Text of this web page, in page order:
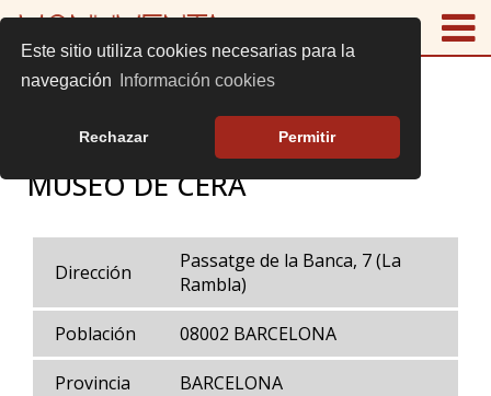
Este sitio utiliza cookies necesarias para la
navegación
Información cookies
Rechazar Permitir
MUSEO DE CERA
Dirección
Passatge de la Banca, 7 (La
Rambla)
Población 08002 BARCELONA
Provincia BARCELONA